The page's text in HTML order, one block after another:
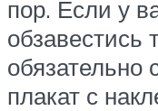
пор. Если у
обзавестись
обязательно
плакат с